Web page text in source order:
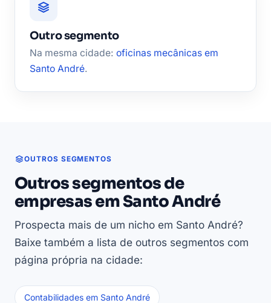
Outro segmento
Na mesma cidade: oficinas mecânicas em
Santo André.
OUTROS SEGMENTOS
Outros segmentos de
empresas em Santo André
Prospecta mais de um nicho em Santo André?
Baixe também a lista de outros segmentos com
página própria na cidade:
Contabilidades em Santo André